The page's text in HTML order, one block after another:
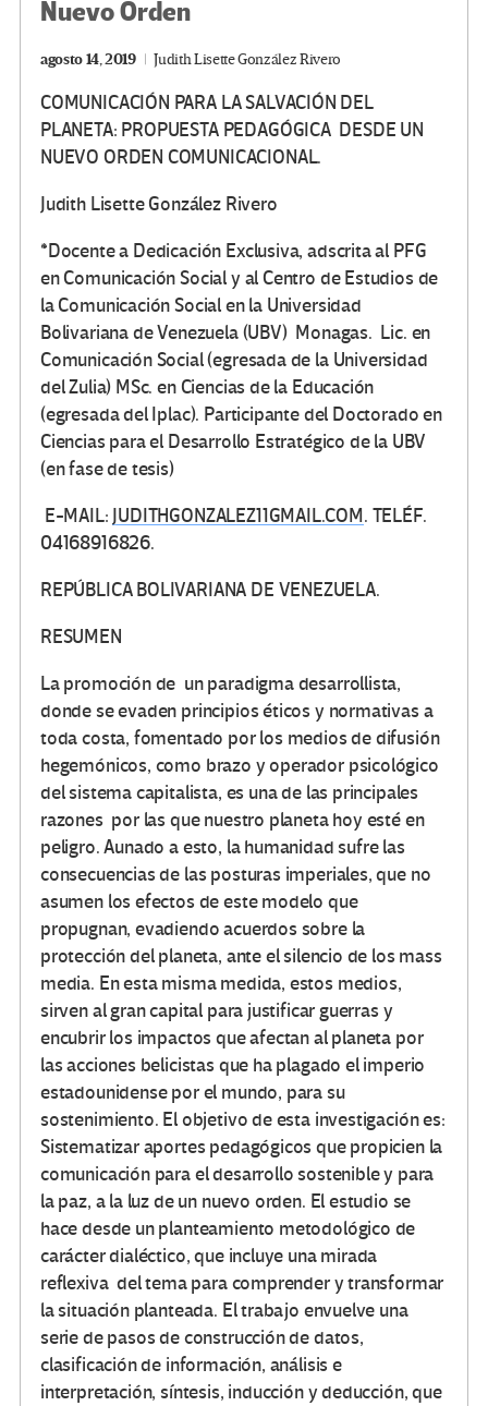
Nuevo Orden
agosto 14, 2019 Judith Lisette González Rivero
COMUNICACIÓN PARA LA SALVACIÓN DEL
PLANETA: PROPUESTA PEDAGÓGICA DESDE UN
NUEVO ORDEN COMUNICACIONAL.
Judith Lisette González Rivero
*Docente a Dedicación Exclusiva, adscrita al PFG
en Comunicación Social y al Centro de Estudios de
la Comunicación Social en la Universidad
Bolivariana de Venezuela (UBV) Monagas. Lic. en
Comunicación Social (egresada de la Universidad
del Zulia) MSc. en Ciencias de la Educación
(egresada del Iplac). Participante del Doctorado en
Ciencias para el Desarrollo Estratégico de la UBV
(en fase de tesis)
E-MAIL:JUDITHGONZALEZ11GMAIL.COM. TELÉF.
04168916826.
REPÚBLICA BOLIVARIANA DE VENEZUELA.
RESUMEN
La promoción de un paradigma desarrollista,
donde se evaden principios éticos y normativas a
toda costa, fomentado por los medios de difusión
hegemónicos, como brazo y operador psicológico
del sistema capitalista, es una de las principales
razones por las que nuestro planeta hoy esté en
peligro. Aunado a esto, la humanidad sufre las
consecuencias de las posturas imperiales, que no
asumen los efectos de este modelo que
propugnan, evadiendo acuerdos sobre la
protección del planeta, ante el silencio de los mass
media. En esta misma medida, estos medios,
sirven al gran capital para justificar guerras y
encubrir los impactos que afectan al planeta por
las acciones belicistas que ha plagado el imperio
estadounidense por el mundo, para su
sostenimiento. El objetivo de esta investigación es:
Sistematizar aportes pedagógicos que propicien la
comunicación para el desarrollo sostenible y para
la paz, a la luz de un nuevo orden. El estudio se
hace desde un planteamiento metodológico de
carácter dialéctico, que incluye una mirada
reflexiva del tema para comprender y transformar
la situación planteada. El trabajo envuelve una
serie de pasos de construcción de datos,
clasificación de información, análisis e
interpretación, síntesis, inducción y deducción, que